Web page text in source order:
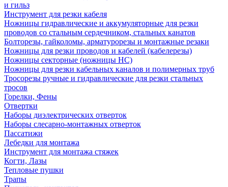
и гильз
Инструмент для резки кабеля
Ножницы гидравлические и аккумуляторные для резки
проводов со стальным сердечником, стальных канатов
Болторезы, гайколомы, арматурорезы и монтажные резаки
Ножницы для резки проводов и кабелей (кабелерезы)
Ножницы секторные (ножницы НС)
Ножницы для резки кабельных каналов и полимерных труб
Тросорезы ручные и гидравлические для резки стальных
тросов
Горелки, Фены
Отвертки
Наборы диэлектрических отверток
Наборы слесарно-монтажных отверток
Пассатижи
Лебедки для монтажа
Инструмент для монтажа стяжек
Когти, Лазы
Тепловые пушки
Трапы